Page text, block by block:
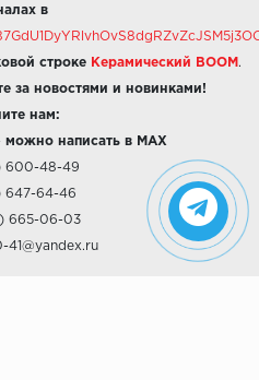
в
строке Керамический BOOM .
за новостями и новинками!
нам:
можно написать в MAX
600-48-49
647-64-46
665-06-03
41@yandex.ru